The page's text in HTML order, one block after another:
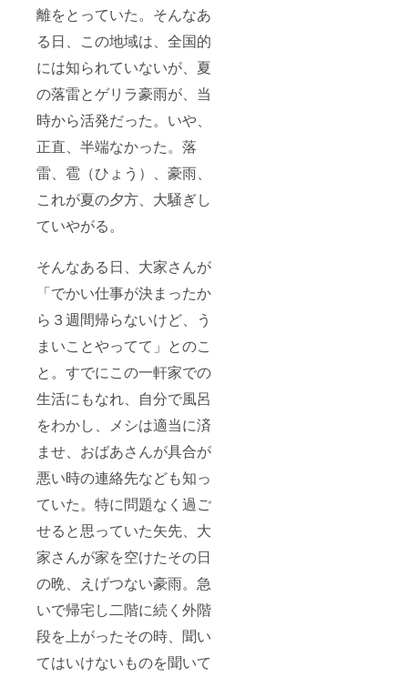
離をとっていた。そんなあ
る日、この地域は、全国的
には知られていないが、夏
の落雷とゲリラ豪雨が、当
時から活発だった。いや、
正直、半端なかった。落
雷、雹（ひょう）、豪雨、
これが夏の夕方、大騒ぎし
ていやがる。
そんなある日、大家さんが
「でかい仕事が決まったか
ら３週間帰らないけど、う
まいことやってて」とのこ
と。すでにこの一軒家での
生活にもなれ、自分で風呂
をわかし、メシは適当に済
ませ、おばあさんが具合が
悪い時の連絡先なども知っ
ていた。特に問題なく過ご
せると思っていた矢先、大
家さんが家を空けたその日
の晩、えげつない豪雨。急
いで帰宅し二階に続く外階
段を上がったその時、聞い
てはいけないものを聞いて